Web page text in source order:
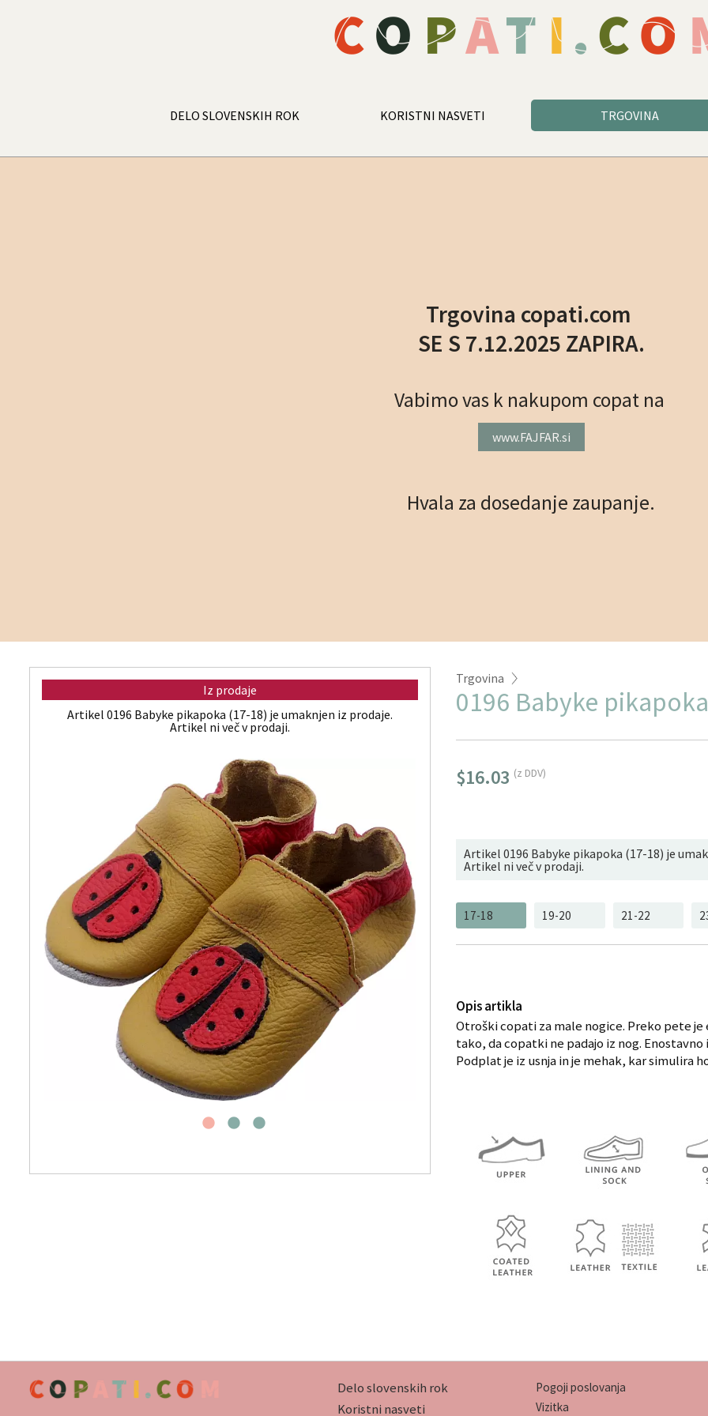
DELO SLOVENSKIH ROK KORISTNI NASVETI TRGOVINA
Trgovina copati.com
SE S 7.12.2025 ZAPIRA.
Vabimo vas k nakupom copat na
www.FAJFAR.si
Hvala za dosedanje zaupanje.
Iz prodaje
Artikel 0196 Babyke pikapoka (17-18) je umaknjen iz prodaje.
Artikel ni več v prodaji.
Trgovina
0196 Babyke
$16.03 (z DDV)
Artikel 0196 Babyke pikapoka (17-18) je
Artikel ni več v prodaji.
17-18 19-20 21-22
Opis artikla
Otroški copati za male nogice. Preko pete
tako, da copatki ne padajo iz nog.
Podplat je iz usnja in je mehak, kar simulira
Delo slovenskih rok
Koristni nasveti
Pogoji poslovanja
Vizitka